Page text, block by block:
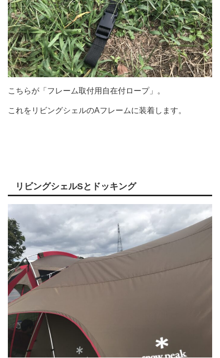
こちらが「フレーム取付用自在付ロープ」。
これをリビングシェルのAフレームに装着します。
リビングシェルSとドッキング